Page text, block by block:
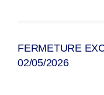
FERMETURE
02/05/2026